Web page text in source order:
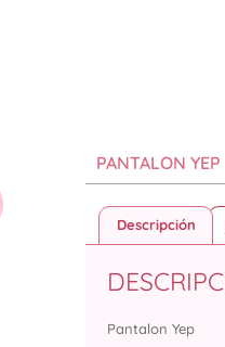
PANTALON YEP
Descripción
Pantalon Yep